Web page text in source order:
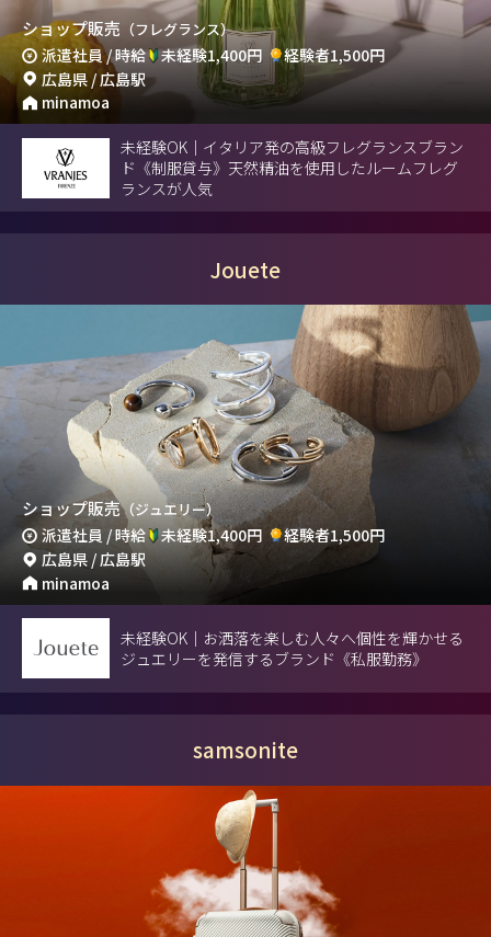
ショップ販売 （フレグランス）
派遣社員 / 時給 未経験1,400円
経験者1,500円
広島県 / 広島駅
minamoa
未経験OK｜イタリア発の高級フレグランスブラン
ド《制服貸与》天然精油を使用したルームフレグ
ランスが人気
Jouete
ショップ販売（ジュエリー）
派遣社員 / 時給 未経験1,400円
経験者1,500円
広島県 / 広島駅
minamoa
未経験OK｜お洒落を楽しむ人々へ個性を輝かせる
ジュエリーを発信するブランド《私服勤務》
samsonite